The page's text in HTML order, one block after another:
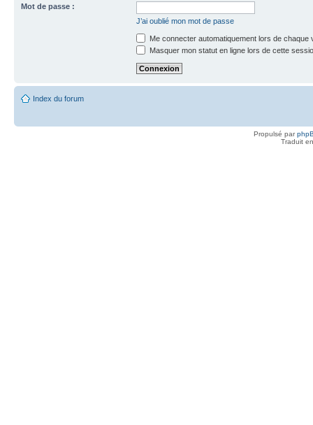
Mot de passe :
J’ai oublié mon mot de passe
Me connecter automatiquement lors de chaque
Masquer mon statut en ligne lors de cette
Index du forum
Propulsé par
Traduit